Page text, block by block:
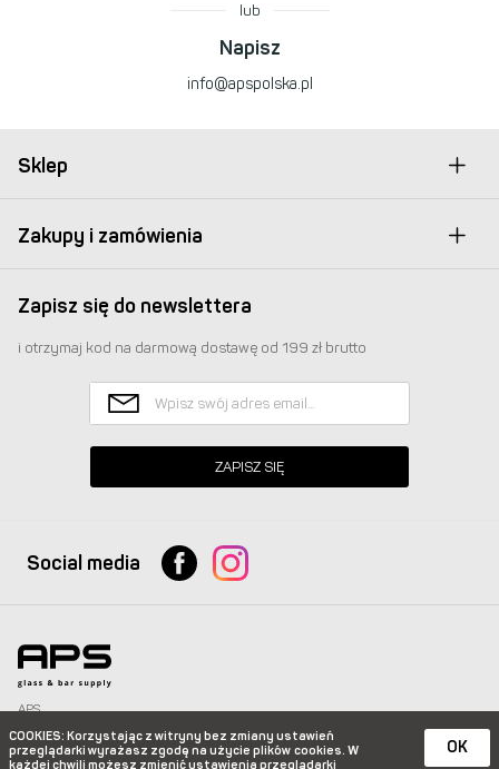
COOKIES: Korzystając z witryny bez zmiany ustawień
przeglądarki wyrażasz zgodę na użycie plików cookies. W
każdej chwili możesz zmienić ustawienia przeglądarki
OK
lub
Napisz
info@apspolska.pl
Sklep
Zakupy i zamówienia
Zapisz się do newslettera
i otrzymaj kod na darmową dostawę od 199 zł brutto
ZAPISZ SIĘ
Social media
APS
Glass & Bar Supply Sp. z o.o. wszystkie prawa zastrzeżone.
info@apspolska.pl|Mapa strony| Infolinia:+48 668 233 574| +48 22 851 92 22